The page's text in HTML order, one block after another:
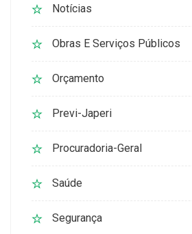
Notícias
Obras E Serviços Públicos
Orçamento
Previ-Japeri
Procuradoria-Geral
Saúde
Segurança